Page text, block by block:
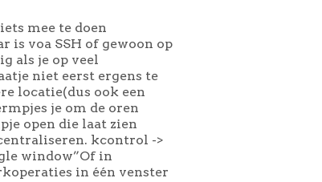
mee te doen
is voa SSH of gewoon op
als je op veel
niet eerst ergens te
locatie(dus ook een
je om de oren
open die laat zien
kcontrol ->
window”Of in
in één venster